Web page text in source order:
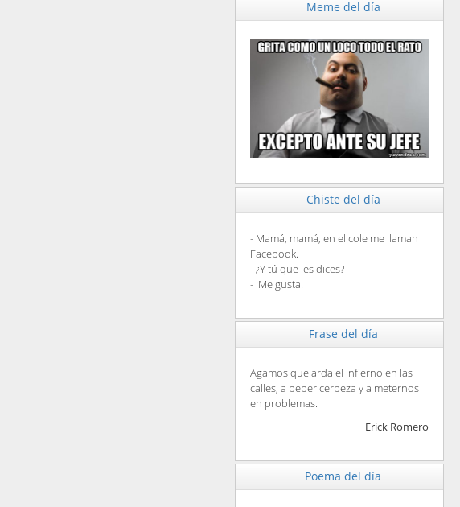
Meme del día
Chiste del día
- Mamá, mamá, en el cole me llaman
Facebook.
- ¿Y tú que les dices?
- ¡Me gusta!
Frase del día
Agamos que arda el infierno en las
calles, a beber cerbeza y a meternos
en problemas.
Erick Romero
Poema del día